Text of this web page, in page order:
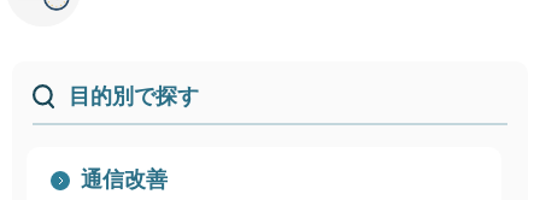
目的別で探す
通信改善